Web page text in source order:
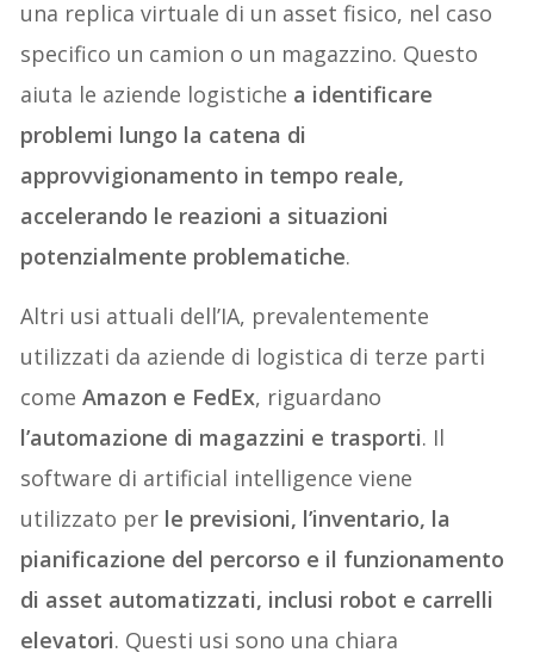
una replica virtuale di un asset fisico, nel caso
specifico un camion o un magazzino. Questo
aiuta le aziende logistiche a identificare
problemi lungo la catena di
approvvigionamento in tempo reale,
accelerando le reazioni a situazioni
potenzialmente problematiche.
Altri usi attuali dell’IA, prevalentemente
utilizzati da aziende di logistica di terze parti
comeAmazon e FedEx, riguardano
l’automazione di magazzini e trasporti. Il
software di artificial intelligence viene
utilizzato per le previsioni, l’inventario, la
pianificazione del percorso e il funzionamento
di asset automatizzati, inclusi robot e carrelli
elevatori. Questi usi sono una chiara